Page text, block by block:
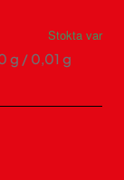
Stokta var
g / 0,01 g